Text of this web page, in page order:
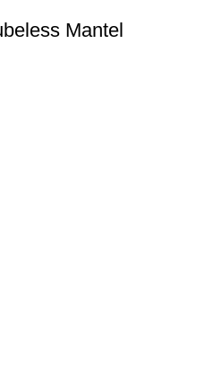
Mantel